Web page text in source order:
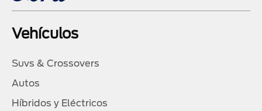
Vehículos
Suvs & Crossovers
Autos
Híbridos y Eléctricos